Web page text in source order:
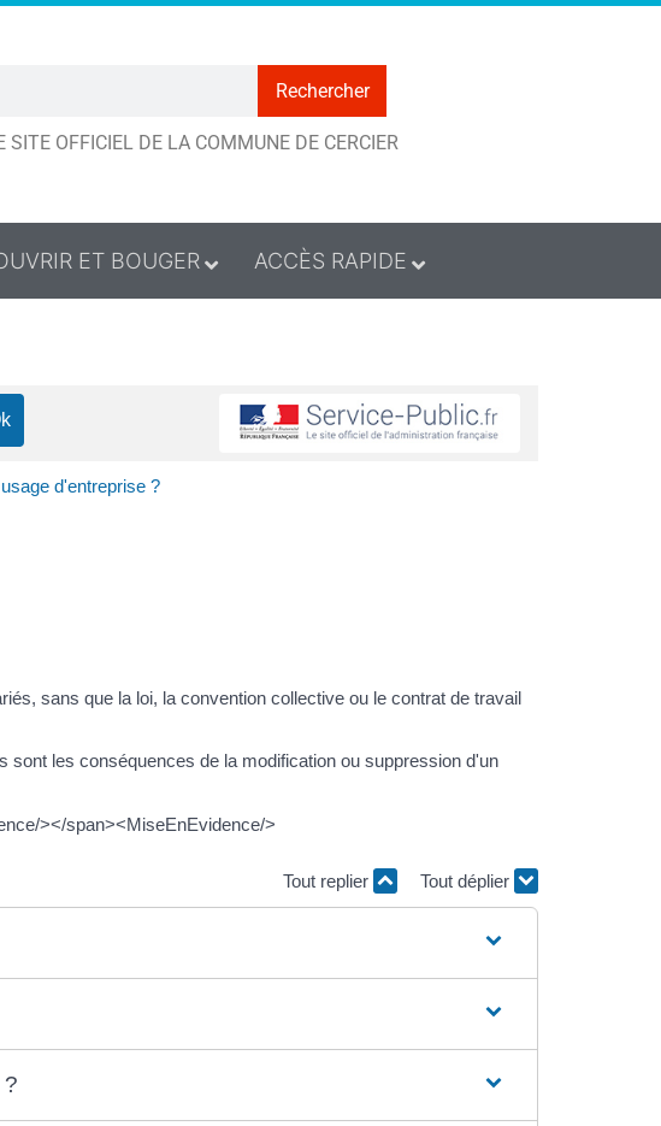
Rechercher
SITE OFFICIEL DE LA COMMUNE DE CERCIER
ET BOUGER ACCÈS RAPIDE
d'entreprise ?
sans que la loi, la convention collective ou le contrat de travail
les conséquences de la modification ou suppression d'un
></span><MiseEnEvidence/>
Tout replier Tout déplier